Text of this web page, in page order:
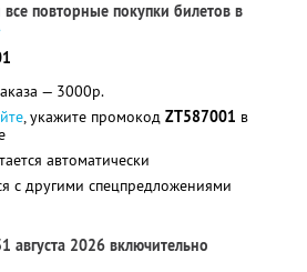
повторные покупки билетов в
— 3000р.
, укажите промокод ZT587001 в
автоматически
с другими спецпредложениями
августа 2026 включительно